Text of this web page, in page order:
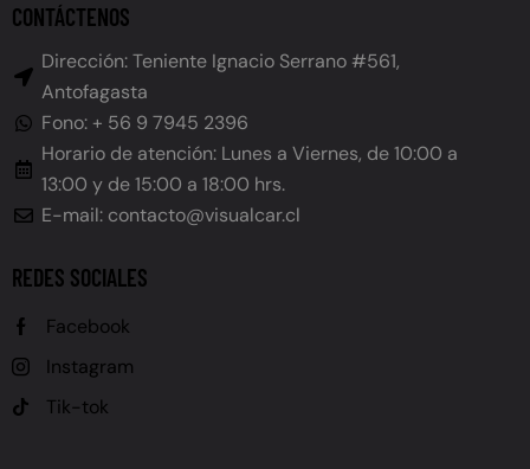
CONTÁCTENOS
Dirección: Teniente Ignacio Serrano #561,
Antofagasta
Fono: + 56 9 7945 2396
Horario de atención: Lunes a Viernes, de 10:00 a
13:00 y de 15:00 a 18:00 hrs.
E-mail: contacto@visualcar.cl
REDES SOCIALES
Facebook
Instagram
Tik-tok